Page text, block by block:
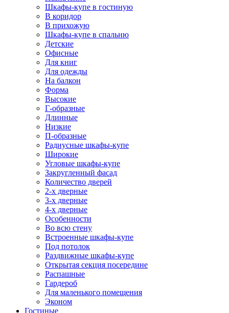
Шкафы-купе в гостиную
В коридор
В прихожую
Шкафы-купе в спальню
Детские
Офисные
Для книг
Для одежды
На балкон
Форма
Высокие
Г-образные
Длинные
Низкие
П-образные
Радиусные шкафы-купе
Широкие
Угловые шкафы-купе
Закругленный фасад
Количество дверей
2-х дверные
3-х дверные
4-х дверные
Особенности
Во всю стену
Встроенные шкафы-купе
Под потолок
Раздвижные шкафы-купе
Открытая секция посередине
Распашные
Гардероб
Для маленького помещения
Эконом
Гостиные